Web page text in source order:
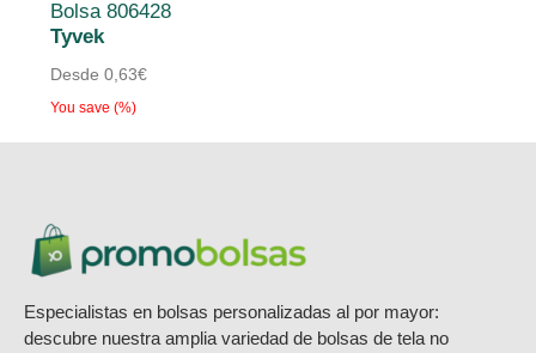
Bolsa 806428
Tyvek
Desde 0,63€
You save (%)
Especialistas en bolsas personalizadas al por mayor:
descubre nuestra amplia variedad de bolsas de tela no